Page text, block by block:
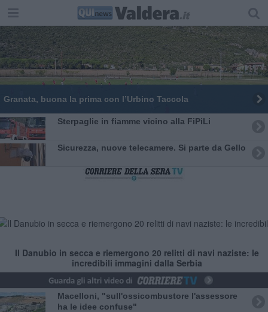
​Granata, buona la prima con l’Urbino Taccola
Sterpaglie in fiamme vicino alla FiPiLi
Sicurezza, nuove telecamere. Si parte da Gello
Il Danubio in secca e riemergono 20 relitti di navi naziste: le
incredibili immagini dalla Serbia
Macelloni, "sull'ossicombustore l'assessore
ha le idee confuse"